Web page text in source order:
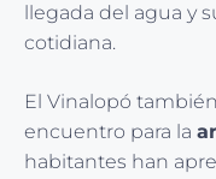
llegada del agua y
cotidiana.
El Vinalopó
encuentro para la
habitantes han